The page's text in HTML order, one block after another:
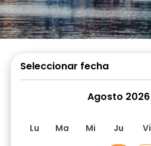
Seleccionar fecha
Agosto 2026
Lu Ma Mi Ju Vi